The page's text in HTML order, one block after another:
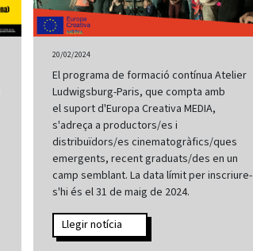
20/02/2024
El programa de formació contínua Atelier
Ludwigsburg-Paris, que compta amb
el suport d'Europa Creativa MEDIA,
s'adreça a productors/es i
distribuïdors/es cinematogràfics/ques
emergents, recent graduats/des en un
camp semblant. La data límit per inscriure-
s'hi és el 31 de maig de 2024.
Llegir notícia